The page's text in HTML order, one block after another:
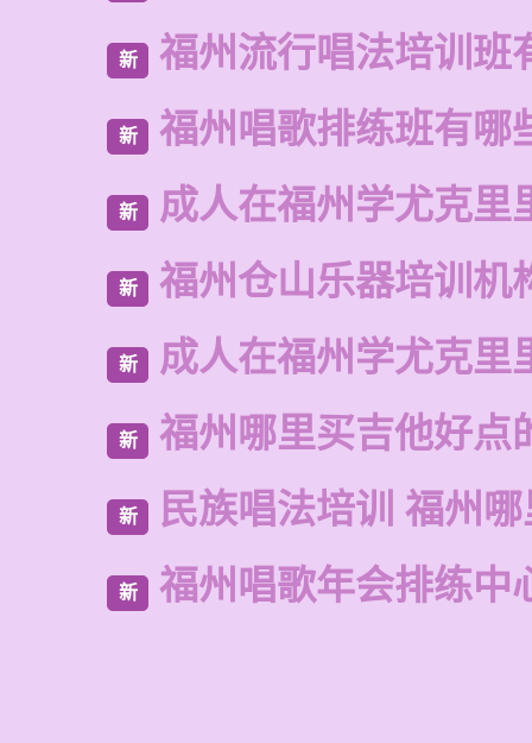
新 福州流行唱法培训班
新 福州唱歌排练班有哪
新 成人在福州学尤克里
新 福州仓山乐器培训机
新 成人在福州学尤克里
新 福州哪里买吉他好点
新 民族唱法培训 福州
新 福州唱歌年会排练中